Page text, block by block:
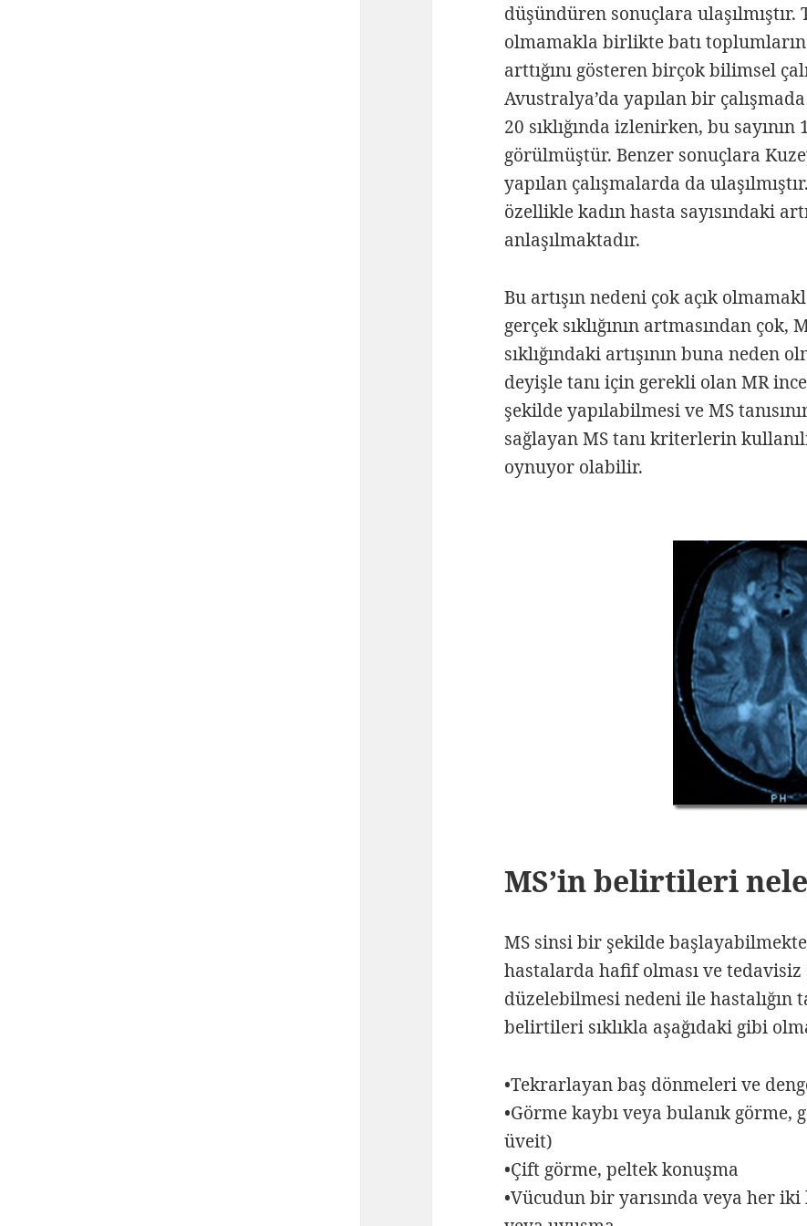
düşündüren sonuçlara
olmamakla birlikte batı
arttığını gösteren birçok bilimsel
Avustralya’da yapılan bir
20 sıklığında izlenirken, bu sayının
görülmüştür. Benzer sonuçlara
yapılan çalışmalarda da
özellikle kadın hasta sayısındaki
anlaşılmaktadır.
Bu artışın nedeni çok açık
gerçek sıklığının artmasından çok,
sıklığındaki artışının buna neden
deyişle tanı için gerekli olan MR
şekilde yapılabilmesi ve MS
sağlayan MS tanı kriterlerin
oynuyor olabilir.
MS’in belirtileri
MS sinsi bir şekilde
hastalarda hafif olması ve
düzelebilmesi nedeni ile hastalığın
belirtileri sıklıkla aşağıdaki gibi
•Tekrarlayan baş dönmeleri ve
•Görme kaybı veya bulanık
üveit)
•Çift görme, peltek konuşma
•Vücudun bir yarısında veya her